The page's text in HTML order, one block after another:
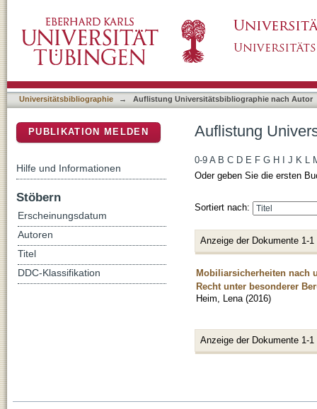
Universitätsbibliographie → Auflistung Universitätsbibliographie nach Autor
Auflistung
0-9 A B C D E F G H J K L
Oder geben Sie die ersten
Sortiert nach:
Anzeige der Dokumente 1-1
Mobiliarsicherheiten nach
Recht unter besonderer
Heim, Lena (2016)
Anzeige der Dokumente 1-1
PUBLIKATION MELDEN
Hilfe und Informationen
Stöbern
Erscheinungsdatum
Autoren
Titel
DDC-Klassifikation